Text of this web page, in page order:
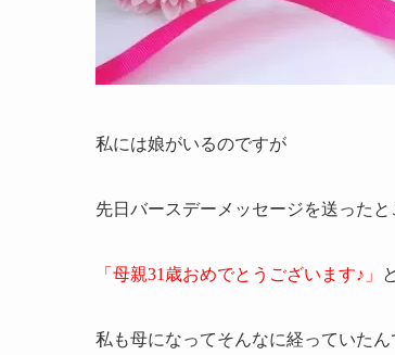
私には娘がいるのですが
先日バースデーメッセージを送った
「母親31歳おめでとうございます♪」
私も母になってそんなに経っていたん